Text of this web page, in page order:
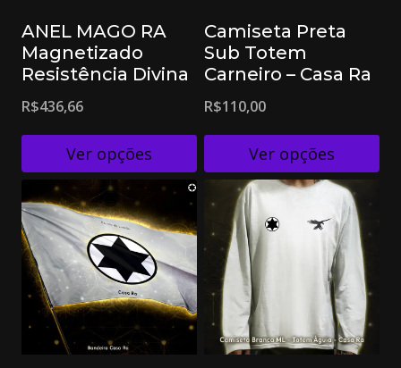
ANEL MAGO RA
Magnetizado
Resistência Divina
R$436,66
Ver opções
Camiseta Preta
Sub Totem
Carneiro – Casa Ra
R$110,00
Ver opções